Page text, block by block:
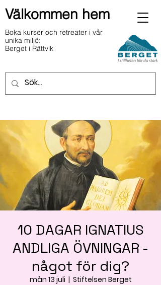
Välkommen hem
Boka kurser och retreater i vår
unika miljö:
Berget i Rättvik
10 DAGAR IGNATIUS
ANDLIGA ÖVNINGAR -
något för dig?
mån 13 juli
  |
Stiftelsen Berget